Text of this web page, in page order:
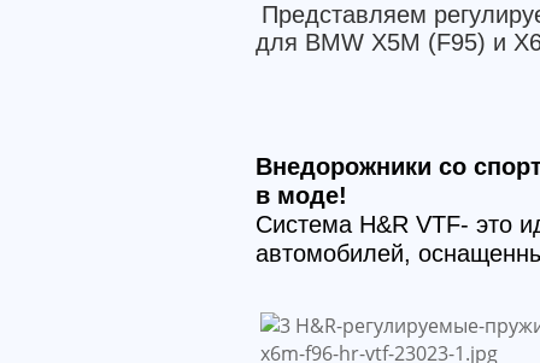
Представляем
для BMW X5M (F95) и
Внедорожники со
в моде!
Система H&R VTF- это
автомобилей,